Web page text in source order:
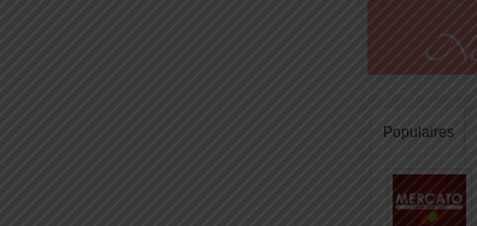
Populaires